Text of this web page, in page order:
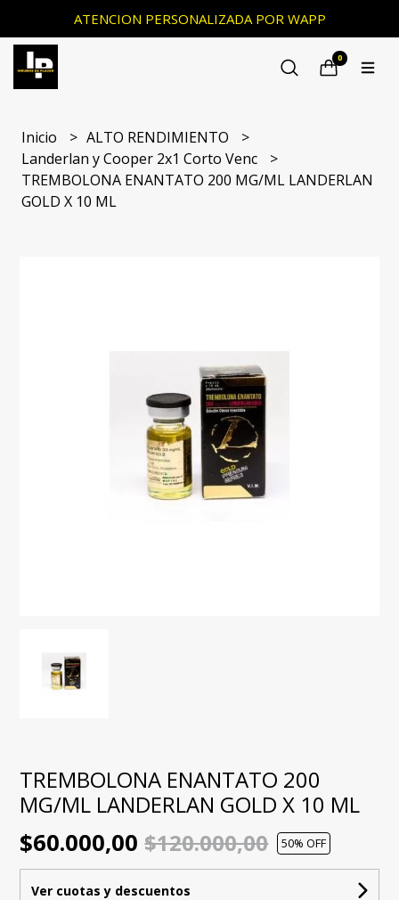
ATENCION PERSONALIZADA POR WAPP
0
Inicio
ALTO RENDIMIENTO
Landerlan y Cooper 2x1 Corto Venc
TREMBOLONA ENANTATO 200 MG/ML LANDERLAN
GOLD X 10 ML
TREMBOLONA ENANTATO 200
MG/ML LANDERLAN GOLD X 10 ML
$60.000,00$120.000,00 50% OFF
Ver cuotas y descuentos